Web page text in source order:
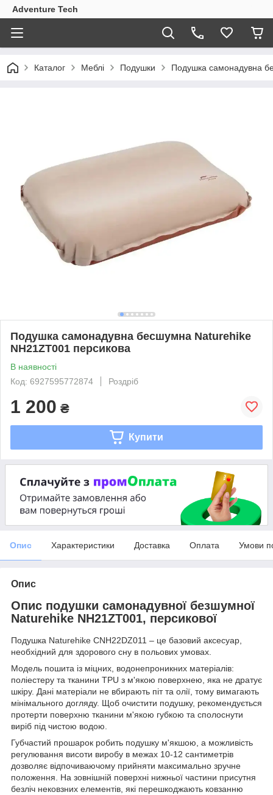
Adventure Tech
Каталог Меблі Подушки Подушка самонадувна
Подушка самонадувна бесшумна Naturehike
NH21ZT001 персикова
В наявності
Код: 6927595772874
Роздріб
1 200 ₴
Купити
Опис Характеристики Доставка Оплата Умови
Опис
Опис подушки самонадувної безшумної
Naturehike NH21ZT001, персикової
Подушка Naturehike CNH22DZ011 – це базовий аксесуар,
необхідний для здорового сну в польових умовах.
Модель пошита із міцних, водонепроникних матеріалів:
поліестеру та тканини TPU з м'якою поверхнею, яка не дратує
шкіру. Дані матеріали не вбирають піт та олії, тому вимагають
мінімального догляду. Щоб очистити подушку, рекомендується
протерти поверхню тканини м'якою губкою та сполоснути
виріб під чистою водою.
Губчастий прошарок робить подушку м'якшою, а можливість
регулювання висоти виробу в межах 10-12 сантиметрів
дозволяє відпочиваючому прийняти максимально зручне
положення. На зовнішній поверхні нижньої частини присутня
безліч нековзних елементів, які перешкоджають ковзанню